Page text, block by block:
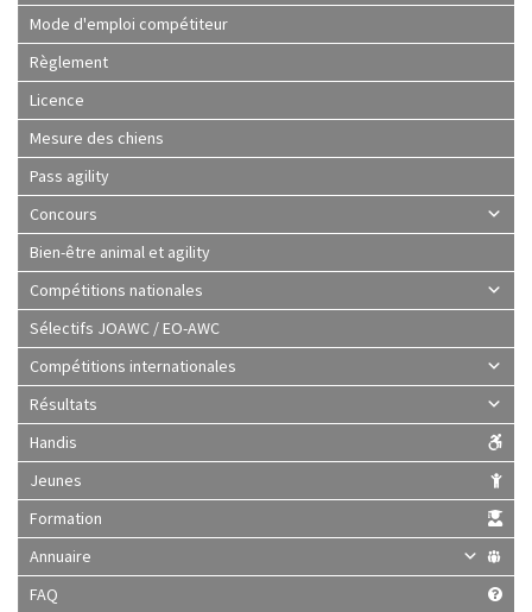
Mode d'emploi compétiteur
Règlement
Licence
Mesure des chiens
Pass agility
Concours
Bien-être animal et agility
Compétitions nationales
Sélectifs JOAWC / EO-AWC
Compétitions internationales
Résultats
Handis
Jeunes
Formation
Annuaire
FAQ